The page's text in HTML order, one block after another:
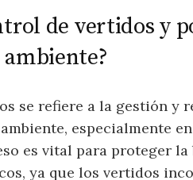
de vertidos y
se refiere a la gestión y
especialmente
es vital para proteger
ya que los vertidos